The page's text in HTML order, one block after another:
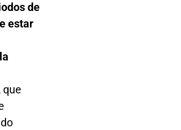
de
estar
que